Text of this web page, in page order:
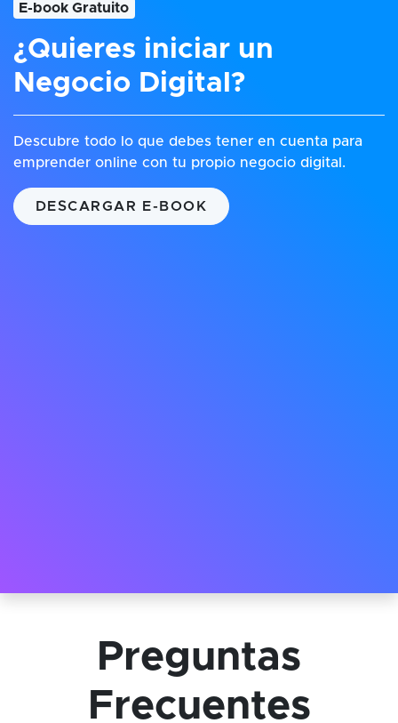
E-book Gratuito
¿Quieres iniciar un
Negocio Digital?
Descubre todo lo que debes tener en cuenta para
emprender online con tu propio negocio digital.
DESCARGAR E-BOOK
Preguntas
Frecuentes